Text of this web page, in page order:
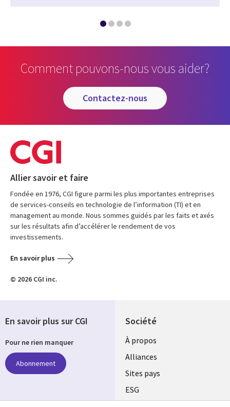
Comment pouvons-nous vous aider?
contactez-nous
Allier savoir et faire
Fondée en 1976, CGI figure parmi les plus importantes entreprises
de services-conseils en technologie de l’information (TI) et en
management au monde. Nous sommes guidés par les faits et axés
sur les résultats afin d’accélérer le rendement de vos
investissements.
En savoir plus
© 2026 CGI inc.
Société
À propos
Alliances
Sites pays
ESG
En savoir plus sur CGI
Pour ne rien manquer
Abonnement